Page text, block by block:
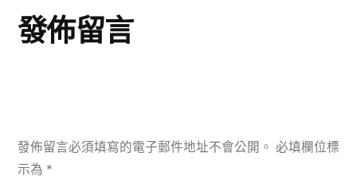
發佈留言
發佈留言必須填寫的電子郵件地址不會公開。 必填欄位標
示為 *